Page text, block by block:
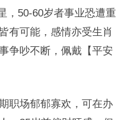
，50-60岁者事业恐遭重
有可能，感情亦受生肖
争吵不断，佩戴【平安
职场郁郁寡欢，可在办